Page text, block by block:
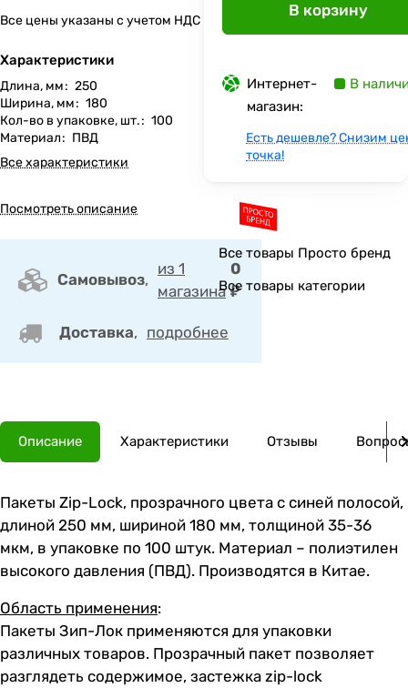
Все цены указаны с учетом НДС
Характеристики
Длина, мм: 250
Ширина, мм: 180
Кол-во в упаковке, шт.: 100
Материал: ПВД
Все характеристики
Посмотреть описание
Самовывоз,
из 1
магазина
0
₽
Доставка, подробнее
В корзину
Интернет-
магазин:
В
Есть дешевле? Снизим
точка!
Все товары Просто бренд
Все товары категории
Описание Характеристики Отзывы
Пакеты Zip-Lock, прозрачного цвета с синей полосой,
длиной 250 мм, шириной 180 мм, толщиной 35-36
мкм, в упаковке по 100 штук. Материал – полиэтилен
высокого давления (ПВД). Производятся в Китае.
Область применения:
Пакеты Зип-Лок применяются для упаковки
различных товаров. Прозрачный пакет позволяет
разглядеть содержимое, застежка zip-lock